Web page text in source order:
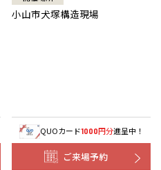
小山市犬塚構造現場
QUOカード1000円分進呈中！
ご来場予約